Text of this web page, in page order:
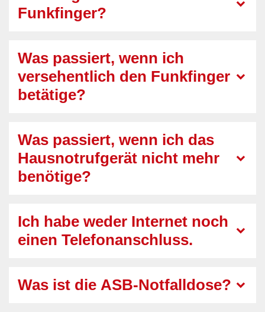
Funkfinger?
Was passiert, wenn ich
versehentlich den Funkfinger
betätige?
Was passiert, wenn ich das
Hausnotrufgerät nicht mehr
benötige?
Ich habe weder Internet noch
einen Telefonanschluss.
Was ist die ASB-Notfalldose?